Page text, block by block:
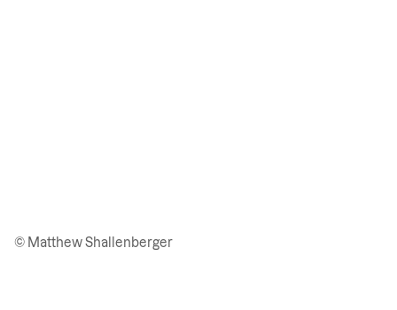
© Matthew Shallenberger